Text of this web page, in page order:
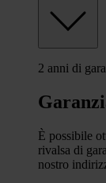
2 anni di
È possibile
rivalsa di
nostro